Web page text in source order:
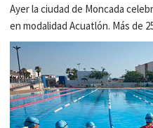
Ayer la ciudad de Moncada
en modalidad Acuatlón. Más de